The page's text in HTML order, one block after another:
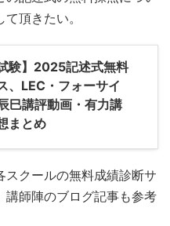
頂きたい。
験】2025記述式無料
、LEC・フォーサイ
巳講評動画・有力講
まとめ
スクールの無料成績診断サ
講師陣のブログ記事も参考